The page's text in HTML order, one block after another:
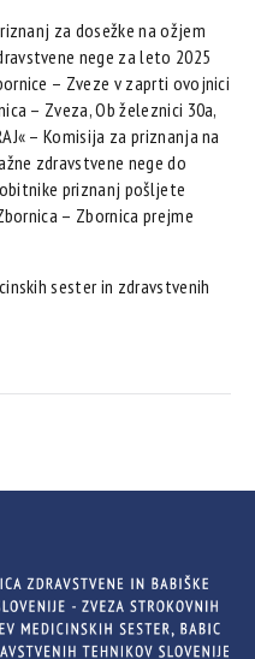
za dosežke na ožjem
nege za leto 2025
– Zveze v zaprti ovojnici
– Zveza, Ob železnici 30a,
– Komisija za priznanja na
zdravstvene nege do
priznanj pošljete
– Zbornica prejme
sester in zdravstvenih